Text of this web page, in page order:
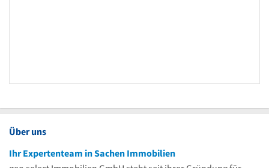
Über uns
Ihr Expertenteam in Sachen Immobilien